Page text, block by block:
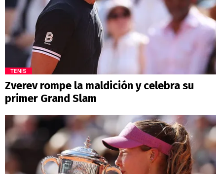
TENIS
Zverev rompe la maldición y celebra su
primer Grand Slam